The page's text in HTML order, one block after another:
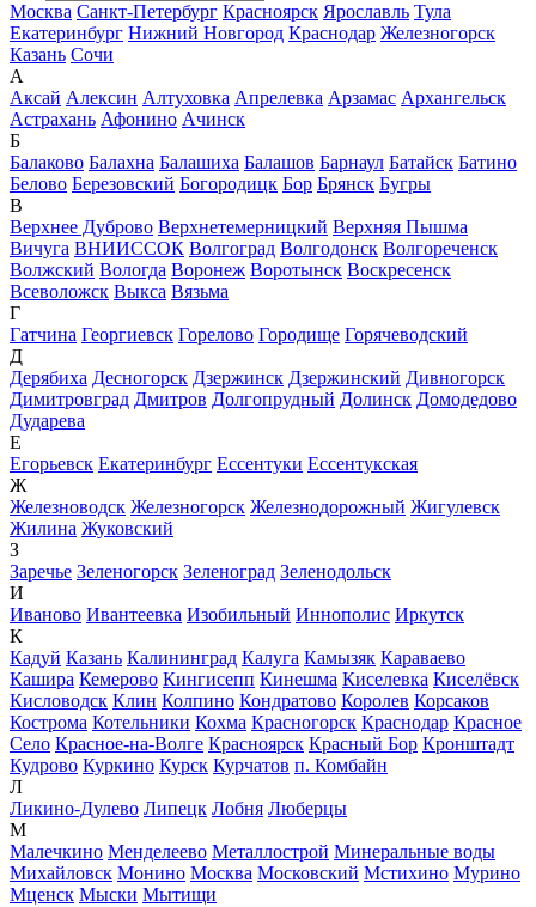
Москва Санкт-Петербург Красноярск Ярославль Тула
Екатеринбург Нижний Новгород Краснодар Железногорск
Казань Сочи
А
Аксай Алексин Алтуховка Апрелевка Арзамас Архангельск
Астрахань Афонино Ачинск
Б
Балаково Балахна Балашиха Балашов Барнаул Батайск Батино
Белово Березовский Богородицк Бор Брянск Бугры
В
Верхнее Дуброво Верхнетемерницкий Верхняя Пышма
Вичуга ВНИИССОК Волгоград Волгодонск Волгореченск
Волжский Вологда Воронеж Воротынск Воскресенск
Всеволожск Выкса Вязьма
Г
Гатчина Георгиевск Горелово Городище Горячеводский
Д
Дерябиха Десногорск Дзержинск Дзержинский Дивногорск
Димитровград Дмитров Долгопрудный Долинск Домодедово
Дударева
Е
Егорьевск Екатеринбург Ессентуки Ессентукская
Ж
Железноводск Железногорск Железнодорожный Жигулевск
Жилина Жуковский
З
Заречье Зеленогорск Зеленоград Зеленодольск
И
Иваново Ивантеевка Изобильный Иннополис Иркутск
К
Кадуй Казань Калининград Калуга Камызяк Караваево
Кашира Кемерово Кингисепп Кинешма Киселевка Киселёвск
Кисловодск Клин Колпино Кондратово Королев Корсаков
Кострома Котельники Кохма Красногорск Краснодар Красное
Село Красное-на-Волге Красноярск Красный Бор Кронштадт
Кудрово Куркино Курск Курчатов п. Комбайн
Л
Ликино-Дулево Липецк Лобня Люберцы
М
Малечкино Менделеево Металлострой Минеральные воды
Михайловск Монино Москва Московский Мстихино Мурино
Мценск Мыски Мытищи